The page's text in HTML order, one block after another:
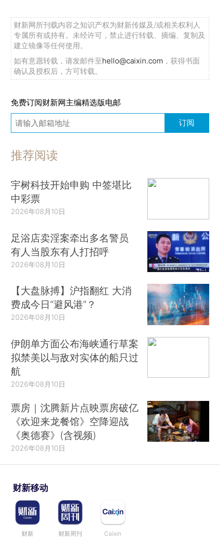
财新网所刊载内容之知识产权为财新传媒及/或相关权利人
专属所有或持有。未经许可，禁止进行转载、摘编、复制及
建立镜像等任何使用。
如有意愿转载，请发邮件至hello@caixin.com ，获得书面
确认及授权后，方可转载。
免费订阅财新网主编精选版电邮
订阅
推荐阅读
宇树科技开始申购 中签堪比
中彩票
2026年08月10日
足浴店卖淫案牵出多名警员
有人当股东有人打招呼
2026年08月10日
【大盘脉搏】沪指翻红 大消
费成今日“避风港”？
2026年08月10日
伊朗单方面公布海峡通行草案
拟禁美以与敌对实体的船只过
航
2026年08月10日
票房｜沈腾新片点映票房破亿
《欢迎来龙餐馆》空降迎战
《奥德赛》(含视频)
2026年08月10日
财新移动
财新 财新周刊 Caixin